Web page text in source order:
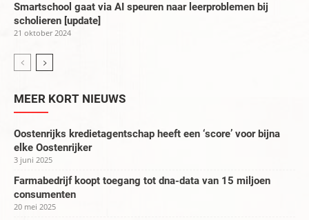
Smartschool gaat via AI speuren naar leerproblemen bij
scholieren [update]
21 oktober 2024
MEER KORT NIEUWS
Oostenrijks kredietagentschap heeft een ‘score’ voor bijna
elke Oostenrijker
3 juni 2025
Farmabedrijf koopt toegang tot dna-data van 15 miljoen
consumenten
20 mei 2025